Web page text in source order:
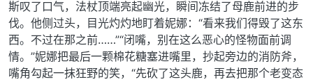
斯叹了口气，法杖顶端亮起幽光，瞬间冻结了母鹿前进的步
伐。他侧过头，目光灼灼地盯着妮娜：“看来我们得毁了这东
西。不过在那之前……”“闭嘴，别在这么恶心的怪物面前调
情。”妮娜把最后一颗棉花糖塞进嘴里，抄起旁边的消防斧，
嘴角勾起一抹狂野的笑，“先砍了这头鹿，再去把那个老变态